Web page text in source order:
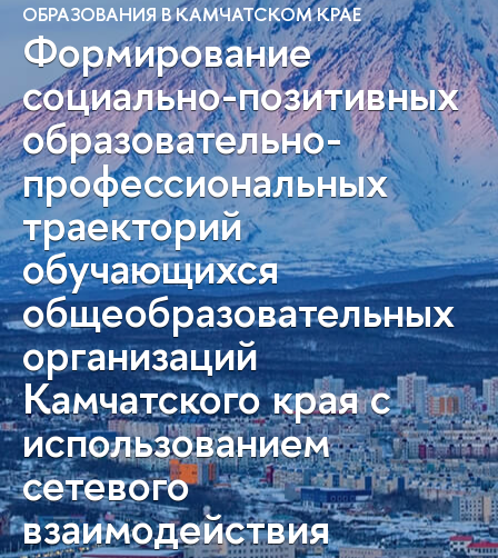
ОБРАЗОВАНИЯ В КАМЧАТСКОМ КРАЕ
Формирование
социально-позитивных
образовательно-
профессиональных
траекторий
обучающихся
общеобразовательных
организаций
Камчатского края с
использованием
сетевого
взаимодействия